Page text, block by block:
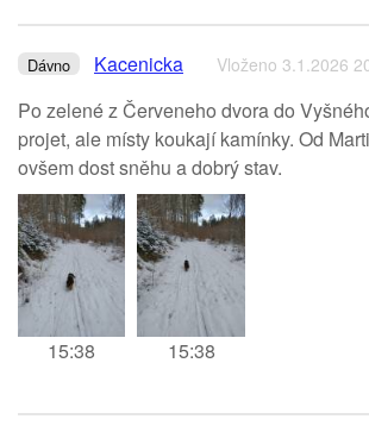
Dávno Kacenicka Vloženo 3.1.2026
Po zelené z Červeneho dvora do
projet, ale místy koukají kamínky. Od
ovšem dost sněhu a dobrý stav.
15:38 15:38